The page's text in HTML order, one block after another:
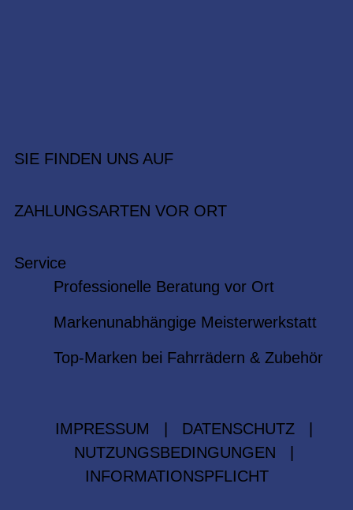
SIE FINDEN UNS AUF
ZAHLUNGSARTEN VOR ORT
Service
Professionelle Beratung vor Ort
Markenunabhängige Meisterwerkstatt
Top-Marken bei Fahrrädern & Zubehör
IMPRESSUM DATENSCHUTZ
NUTZUNGSBEDINGUNGEN
INFORMATIONSPFLICHT